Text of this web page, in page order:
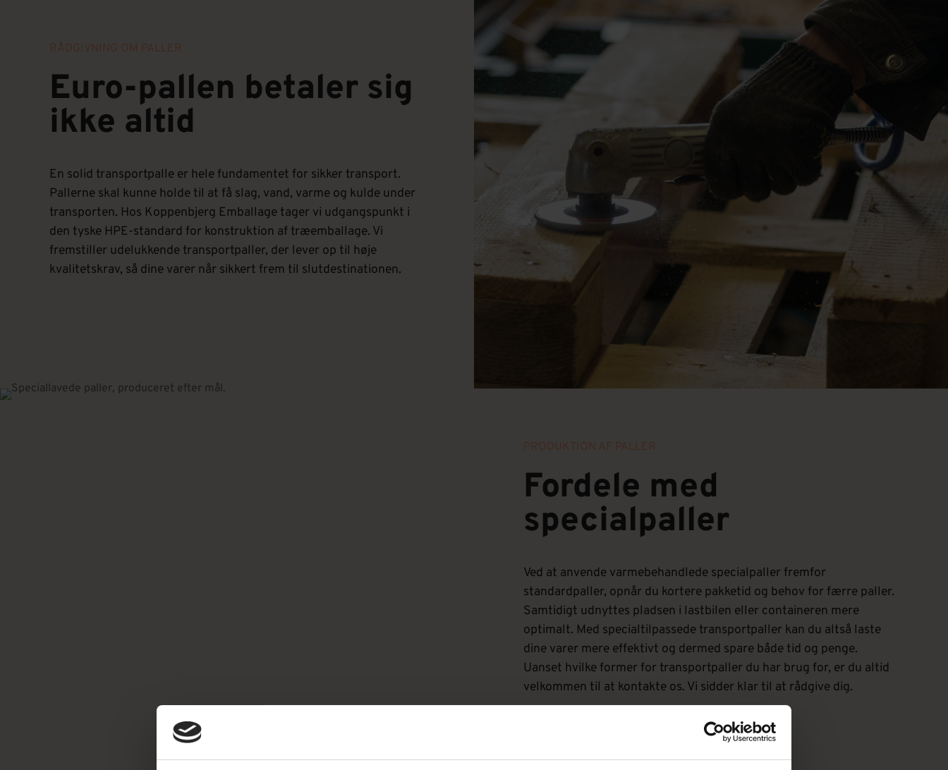
RÅDGIVNING OM PALLER
Euro-pallen betaler sig
ikke altid
En solid transportpalle er hele fundamentet for sikker transport.
Pallerne skal kunne holde til at få slag, vand, varme og kulde under
transporten. Hos Koppenbjerg Emballage tager vi udgangspunkt i
den tyske HPE-standard for konstruktion af træemballage. Vi
fremstiller udelukkende transportpaller, der lever op til høje
kvalitetskrav, så dine varer når sikkert frem til slutdestinationen.
PRODUKTION AF PALLER
Fordele med
specialpaller
Ved at anvende varmebehandlede specialpaller fremfor
standardpaller, opnår du kortere pakketid og behov for færre paller.
Samtidigt udnyttes pladsen i lastbilen eller containeren mere
optimalt. Med specialtilpassede transportpaller kan du altså laste
dine varer mere effektivt og dermed spare både tid og penge.
Uanset hvilke former for transportpaller du har brug for, er du altid
velkommen til at kontakte os. Vi sidder klar til at rådgive dig.